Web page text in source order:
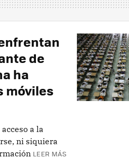
de
ha
móviles
a la
ni siquiera
LEER MÁS